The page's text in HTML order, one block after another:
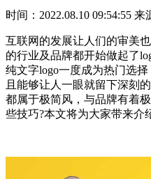
时间：2022.08.10 09:54:55 来
互联网的发展让人们的审美
的行业及品牌都开始做起了
纯文字logo一度成为热门选
且能够让人一眼就留下深刻
都属于极简风，与品牌有着
些技巧?本文将为大家带来介